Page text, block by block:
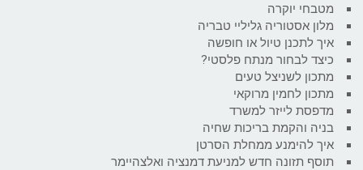
מטבחי יוקרה
מלון אסטוריה גליליי טבריה
איך לתכנן טיול או חופשה
כיצד לבחור מנתח פלסטי?
מתכון לשניצל טעים
מתכון לחמין מרוקאי
מדפסת לייזר למשרד
בניה והקמת בריכות שחיה
איך להימנע ממחלת הסרטן
תוסף תזונה חדש למניעת דמנציה ואלצהיימר